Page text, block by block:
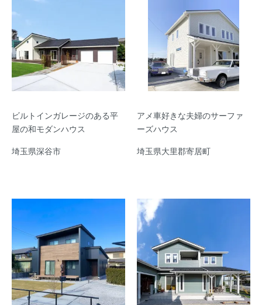
ビルトインガレージのある平
屋の和モダンハウス
埼玉県深谷市
アメ車好きな夫婦のサーファ
ーズハウス
埼玉県大里郡寄居町